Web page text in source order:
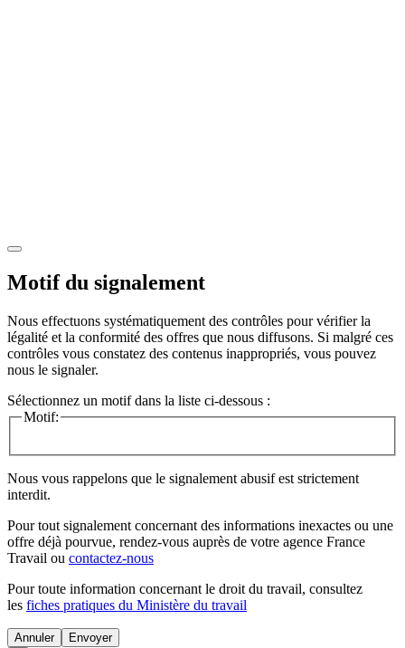
Motif du signalement
Nous effectuons systématiquement des contrôles pour vérifier la
légalité et la conformité des offres que nous diffusons. Si malgré ces
contrôles vous constatez des contenus inappropriés, vous pouvez
nous le signaler.
Sélectionnez un motif dans la liste ci-dessous :
Motif:
Nous vous rappelons que le signalement abusif est strictement
interdit.
Pour tout signalement concernant des informations inexactes ou une
offre déjà pourvue, rendez-vous auprès de votre agence France
Travail ou contactez-nous
Pour toute information concernant le droit du travail, consultez
les fiches pratiques du Ministère du travail
Annuler